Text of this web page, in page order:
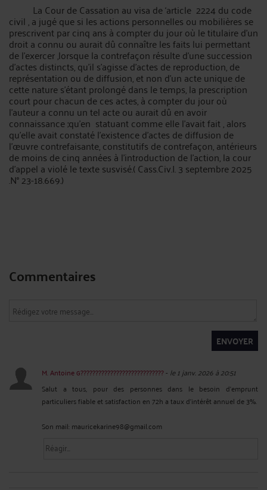
La Cour de Cassation au visa de ‘article 2224 du code
civil , a jugé que si les actions personnelles ou mobilières se
prescrivent par cinq ans à compter du jour où le titulaire d'un
droit a connu ou aurait dû connaître les faits lui permettant
de l'exercer ,lorsque la contrefaçon résulte d'une succession
d'actes distincts, qu'il s'agisse d'actes de reproduction, de
représentation ou de diffusion, et non d'un acte unique de
cette nature s'étant prolongé dans le temps, la prescription
court pour chacun de ces actes, à compter du jour où
l'auteur a connu un tel acte ou aurait dû en avoir
connaissance ;qu’en statuant comme elle l’avait fait , alors
qu'elle avait constaté l'existence d'actes de diffusion de
l'œuvre contrefaisante, constitutifs de contrefaçon, antérieurs
de moins de cinq années à l'introduction de l'action, la cour
d'appel a violé le texte susvisé.( Cass.Civ.I. 3 septembre 2025
.N° 23-18.669.)
Commentaires
ENVOYER
M. Antoine ɢ????????????????????????????- le 1 janv. 2026 à 20:51
Salut a tous, pour des personnes dans le besoin d'emprunt
particuliers fiable et satisfaction en 72h a taux d'intérêt annuel de 3%.
Son mail: mauricekarine98@gmail.com